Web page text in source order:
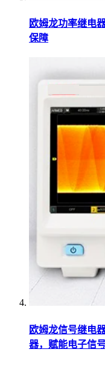
欧姆龙功率继电
保障
欧姆龙信号继电
器，赋能电子信